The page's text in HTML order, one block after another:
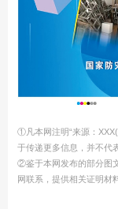
①凡本网注明“来源：
于传递更多信息，并不代
②鉴于本网发布的部分图
网联系，提供相关证明材